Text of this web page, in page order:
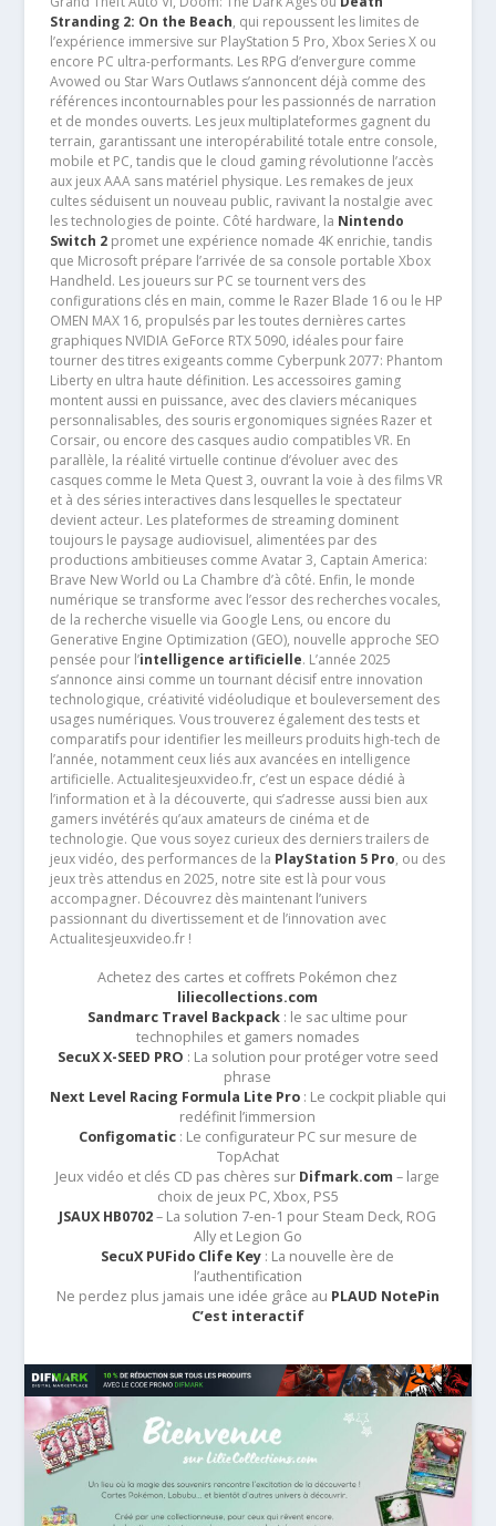
Stranding 2: On the Beach, qui repoussent les limites de
l’expérience immersive sur PlayStation 5 Pro, Xbox Series X ou
encore PC ultra-performants. Les RPG d’envergure comme
Avowed ou Star Wars Outlaws s’annoncent déjà comme des
références incontournables pour les passionnés de narration
et de mondes ouverts. Les jeux multiplateformes gagnent du
terrain, garantissant une interopérabilité totale entre console,
mobile et PC, tandis que le cloud gaming révolutionne l’accès
aux jeux AAA sans matériel physique. Les remakes de jeux
cultes séduisent un nouveau public, ravivant la nostalgie avec
les technologies de pointe. Côté hardware, la Nintendo
Switch 2promet une expérience nomade 4K enrichie, tandis
que Microsoft prépare l’arrivée de sa console portable Xbox
Handheld. Les joueurs sur PC se tournent vers des
configurations clés en main, comme le Razer Blade 16 ou le HP
OMEN MAX 16, propulsés par les toutes dernières cartes
graphiques NVIDIA GeForce RTX 5090, idéales pour faire
tourner des titres exigeants comme Cyberpunk 2077: Phantom
Liberty en ultra haute définition. Les accessoires gaming
montent aussi en puissance, avec des claviers mécaniques
personnalisables, des souris ergonomiques signées Razer et
Corsair, ou encore des casques audio compatibles VR. En
parallèle, la réalité virtuelle continue d’évoluer avec des
casques comme le Meta Quest 3, ouvrant la voie à des films VR
et à des séries interactives dans lesquelles le spectateur
devient acteur. Les plateformes de streaming dominent
toujours le paysage audiovisuel, alimentées par des
productions ambitieuses comme Avatar 3, Captain America:
Brave New World ou La Chambre d’à côté. Enfin, le monde
numérique se transforme avec l’essor des recherches vocales,
de la recherche visuelle via Google Lens, ou encore du
Generative Engine Optimization (GEO), nouvelle approche SEO
pensée pour l’intelligence artificielle. L’année 2025
s’annonce ainsi comme un tournant décisif entre innovation
technologique, créativité vidéoludique et bouleversement des
usages numériques. Vous trouverez également des tests et
comparatifs pour identifier les meilleurs produits high-tech de
l’année, notamment ceux liés aux avancées en intelligence
artificielle. Actualitesjeuxvideo.fr, c’est un espace dédié à
l’information et à la découverte, qui s’adresse aussi bien aux
gamers invétérés qu’aux amateurs de cinéma et de
technologie. Que vous soyez curieux des derniers trailers de
jeux vidéo, des performances de la PlayStation 5 Pro, ou des
jeux très attendus en 2025, notre site est là pour vous
accompagner. Découvrez dès maintenant l’univers
passionnant du divertissement et de l’innovation avec
Actualitesjeuxvideo.fr !
Achetez des cartes et coffrets Pokémon chez
liliecollections.com
Sandmarc Travel Backpack : le sac ultime pour
technophiles et gamers nomades
SecuX X-SEED PRO : La solution pour protéger votre seed
phrase
Next Level Racing Formula Lite Pro: Le cockpit pliable qui
redéfinit l’immersion
Configomatic: Le configurateur PC sur mesure de
TopAchat
Jeux vidéo et clés CD pas chères sur Difmark.com – large
choix de jeux PC, Xbox, PS5
JSAUX HB0702– La solution 7-en-1 pour Steam Deck, ROG
Ally et Legion Go
SecuX PUFido Clife Key : La nouvelle ère de
l’authentification
Ne perdez plus jamais une idée grâce au PLAUD NotePin
C’est interactif